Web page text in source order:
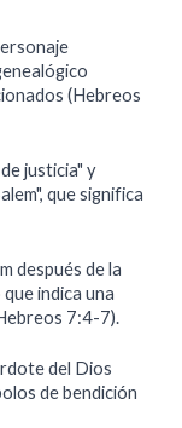
(Hebreos
justicia" y
que significa
después de la
indica una
7:4-7).
del Dios
de bendición